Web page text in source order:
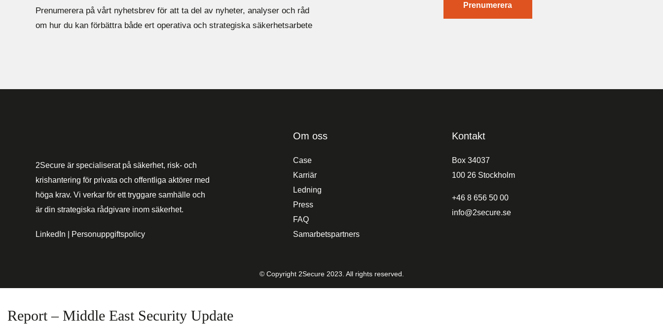
Prenumerera på vårt nyhetsbrev för att ta del av nyheter, analyser och råd
om hur du kan förbättra både ert operativa och strategiska säkerhetsarbete
Prenumerera
2Secure är specialiserat på säkerhet, risk- och
krishantering för privata och offentliga aktörer med
höga krav. Vi verkar för ett tryggare samhälle och
är din strategiska rådgivare inom säkerhet.
LinkedIn Personuppgiftspolicy
Om oss
Case
Karriär
Ledning
Press
FAQ
Samarbetspartners
Kontakt
Box 34037
100 26 Stockholm
+46 8 656 50 00
info@2secure.se
© Copyright 2Secure 2023. All rights reserved.
Report – Middle East Security Update